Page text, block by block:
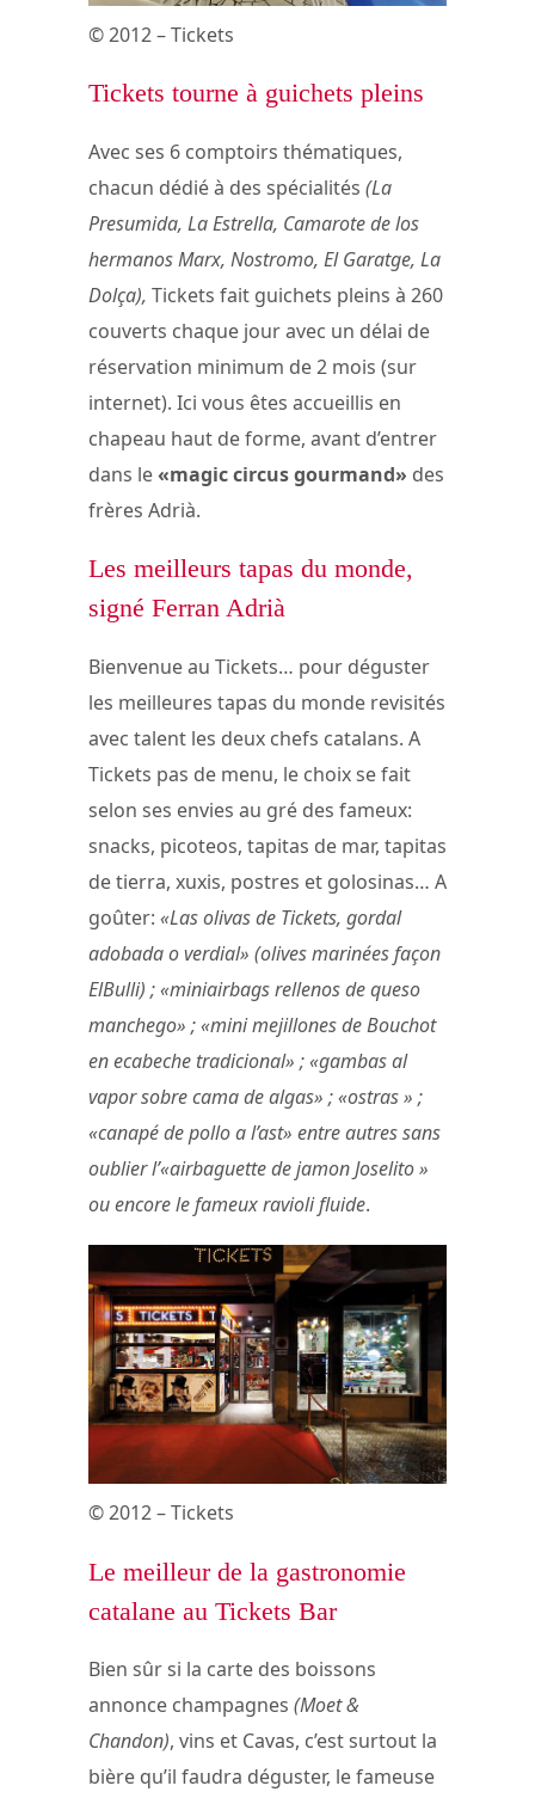
© 2012 – Tickets
Tickets tourne à guichets pleins
Avec ses 6 comptoirs thématiques,
chacun dédié à des spécialités (La
Presumida, La Estrella, Camarote de los
hermanos Marx, Nostromo, El Garatge, La
Dolça), Tickets fait guichets pleins à 260
couverts chaque jour avec un délai de
réservation minimum de 2 mois (sur
internet). Ici vous êtes accueillis en
chapeau haut de forme, avant d’entrer
dans le«magic circus gourmand» des
frères Adrià.
Les meilleurs tapas du monde,
signé Ferran Adrià
Bienvenue au Tickets… pour déguster
les meilleures tapas du monde revisités
avec talent les deux chefs catalans. A
Tickets pas de menu, le choix se fait
selon ses envies au gré des fameux:
snacks, picoteos, tapitas de mar, tapitas
de tierra, xuxis, postres et golosinas… A
goûter: «Las olivas de Tickets, gordal
adobada o verdial» (olives marinées façon
ElBulli) ; «miniairbags rellenos de queso
manchego» ; «mini mejillones de Bouchot
en ecabeche tradicional» ; «gambas al
vapor sobre cama de algas» ; «ostras » ;
«canapé de pollo a l’ast» entre autres sans
oublier l’«airbaguette de jamon Joselito »
ou encore le fameux ravioli fluide.
© 2012 – Tickets
Le meilleur de la gastronomie
catalane au Tickets Bar
Bien sûr si la carte des boissons
annonce champagnes (Moet &
Chandon), vins et Cavas, c’est surtout la
bière qu’il faudra déguster, le fameuse